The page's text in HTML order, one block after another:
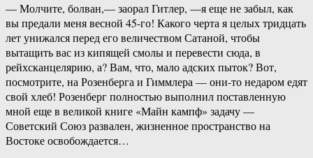
— Молчите, болван,— заорал Гитлер, —я еще не забыл, как
вы предали меня весной 45-го! Какого черта я целых тридцать
лет унижался перед его величеством Сатаной, чтобы
вытащить вас из кипящей смолы и перевести сюда, в
рейхсканцелярию, а? Вам, что, мало адских пыток? Вот,
посмотрите, на Розенберга и Гиммлера — они-то недаром едят
свой хлеб! Розенберг полностью выполнил поставленную
мной еще в великой книге «Майн кампф» задачу —
Советский Союз развален, жизненное пространство на
Востоке освобождается…